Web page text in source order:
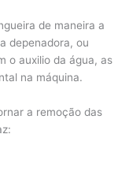
de maneira a
depenadora, ou
o auxilio da água, as
na máquina.
a remoção das